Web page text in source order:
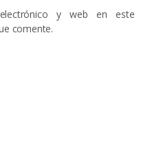
y web en este
comente.